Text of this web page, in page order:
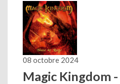
08 octobre 2024
Magic Kingdom